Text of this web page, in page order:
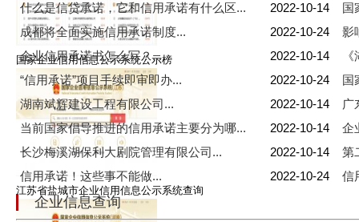
国家企业信用信息公示系统公示榜
江苏省盐城市企业信用信息公示系统查询
什么是信贷承诺，它和信用承诺有什么区...
2022-10-14
成都将全面实施信用承诺制度...
2022-10-24
企业信用承诺书怎么写？...
2022-10-14
“信用承诺”项目手续即审即办...
2022-10-24
湖南斌辉建设工程有限公司...
2022-10-14
当前国家倡导推进的信用承诺主要分为哪...
2022-10-14
长沙梅溪湖保利大剧院管理有限公司...
2022-10-14
信用承诺！这些事不能做...
2022-10-24
国
影
国
广
企
第
信
企业信息查询